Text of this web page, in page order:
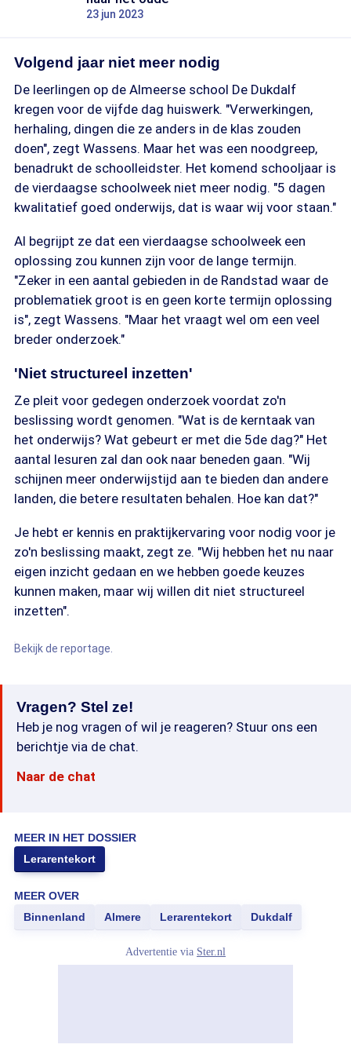
23 jun 2023
Volgend jaar niet meer nodig
De leerlingen op de Almeerse school De Dukdalf
kregen voor de vijfde dag huiswerk. "Verwerkingen,
herhaling, dingen die ze anders in de klas zouden
doen", zegt Wassens. Maar het was een noodgreep,
benadrukt de schoolleidster. Het komend schooljaar is
de vierdaagse schoolweek niet meer nodig. "5 dagen
kwalitatief goed onderwijs, dat is waar wij voor staan."
Al begrijpt ze dat een vierdaagse schoolweek een
oplossing zou kunnen zijn voor de lange termijn.
"Zeker in een aantal gebieden in de Randstad waar de
problematiek groot is en geen korte termijn oplossing
is", zegt Wassens. "Maar het vraagt wel om een veel
breder onderzoek."
'Niet structureel inzetten'
Ze pleit voor gedegen onderzoek voordat zo'n
beslissing wordt genomen. "Wat is de kerntaak van
het onderwijs? Wat gebeurt er met die 5de dag?" Het
aantal lesuren zal dan ook naar beneden gaan. "Wij
schijnen meer onderwijstijd aan te bieden dan andere
landen, die betere resultaten behalen. Hoe kan dat?"
Je hebt er kennis en praktijkervaring voor nodig voor je
zo'n beslissing maakt, zegt ze. "Wij hebben het nu naar
eigen inzicht gedaan en we hebben goede keuzes
kunnen maken, maar wij willen dit niet structureel
inzetten".
Bekijk de reportage.
Vragen? Stel ze!
Heb je nog vragen of wil je reageren? Stuur ons een
berichtje via de chat.
Naar de chat
MEER IN HET DOSSIER
Lerarentekort
MEER OVER
Binnenland
Almere Lerarentekort Dukdalf
Advertentie via Ster.nl